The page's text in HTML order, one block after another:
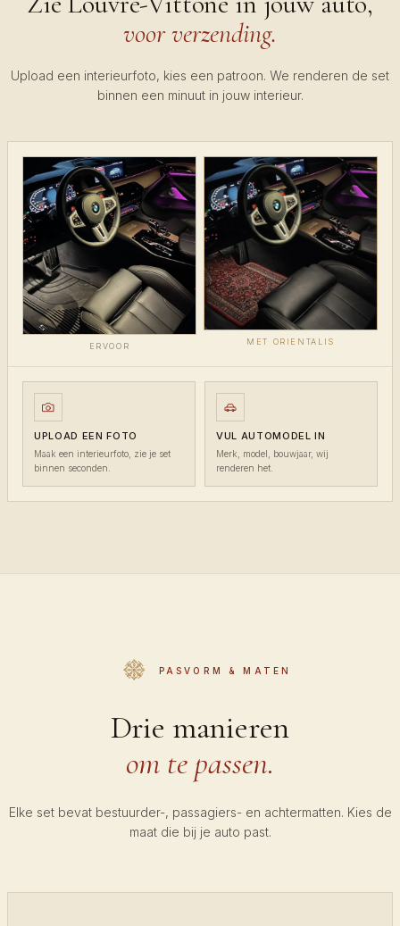
voor verzending.
Upload een interieurfoto, kies een patroon. We renderen de set
binnen een minuut in jouw interieur.
ERVOOR
MET ORIENTALIS
UPLOAD EEN FOTO
Maak een interieurfoto, zie je set
binnen seconden.
VUL AUTOMODEL IN
Merk, model, bouwjaar, wij
renderen het.
PASVORM & MATEN
Drie manieren
om te passen.
Elke set bevat bestuurder-, passagiers- en achtermatten. Kies de
maat die bij je auto past.